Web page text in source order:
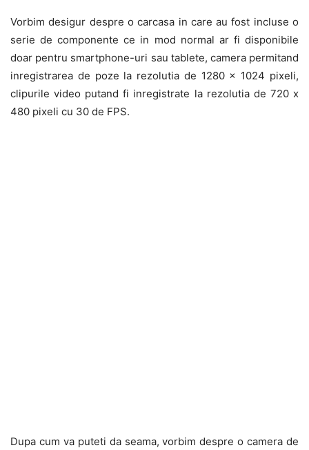
Vorbim desigur despre o carcasa in care au fost incluse o
serie de componente ce in mod normal ar fi disponibile
doar pentru smartphone-uri sau tablete, camera permitand
inregistrarea de poze la rezolutia de 1280 x 1024 pixeli,
clipurile video putand fi inregistrate la rezolutia de 720 x
480 pixeli cu 30 de FPS.
Dupa cum va puteti da seama, vorbim despre o camera de